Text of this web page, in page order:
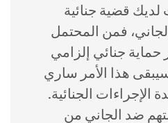
قضية جنائية
فمن المحتمل
جنائي إلزامي
هذا الأمر ساري
الجنائية.
ضد الجاني من